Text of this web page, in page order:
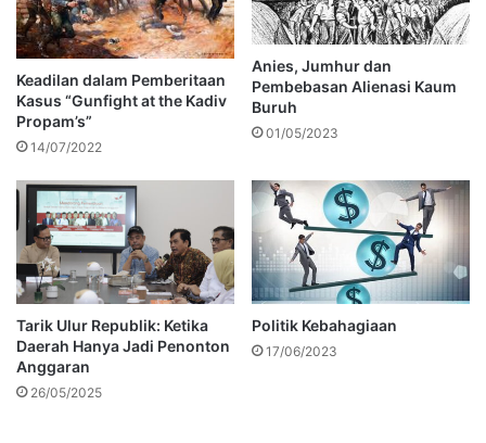
Keadilan dalam Pemberitaan
Kasus “Gunfight at the Kadiv
Propam’s”
14/07/2022
Anies, Jumhur dan
Pembebasan Alienasi Kaum
Buruh
01/05/2023
Tarik Ulur Republik: Ketika
Daerah Hanya Jadi Penonton
Anggaran
26/05/2025
Politik Kebahagiaan
17/06/2023